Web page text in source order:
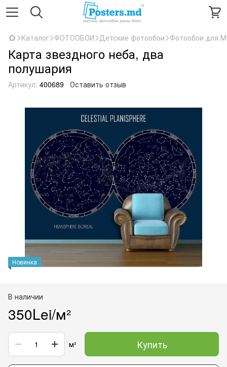
Каталог ФОТООБОИ Детские фотообои Фотообои для
Карта звездного неба, два
полушария
Артикул: 400689 Оставить отзыв
Новинка
В наличии
350Lei/м²
м² Купить